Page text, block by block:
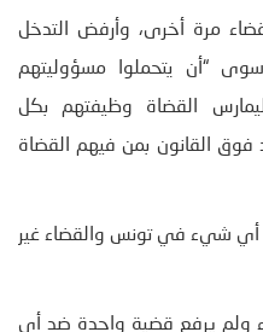
مرة أخرى، وأرفض التدخل
“أن يتحملوا مسؤوليتهم
القضاة وظيفتهم بكل
فوق القانون بمن فيهم القضاة
أي شيء في تونس والقضاء غير
ولم يرفع قضية واحدة ضد أي